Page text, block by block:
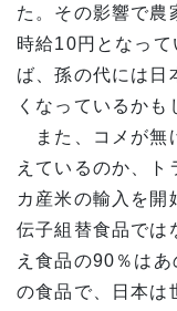
た。その影響で農
時給10円となっ
ば、孫の代には日
くなっているかも
また、コメが無
えているのか、ト
カ産米の輸入を開
伝子組替食品で
え食品の90％はあ
の食品で、日本は